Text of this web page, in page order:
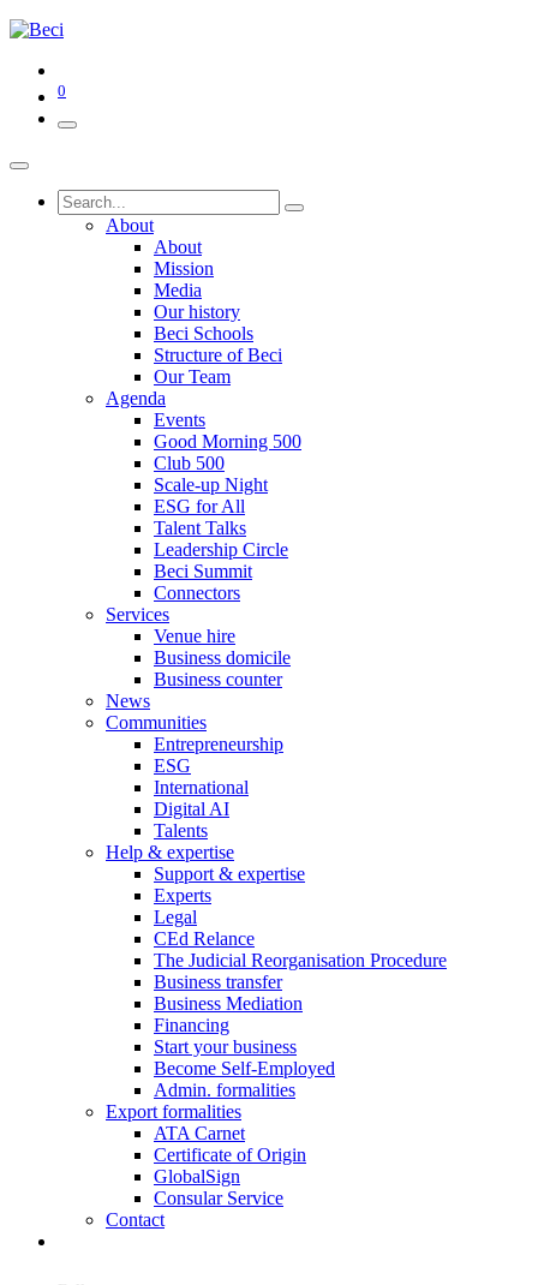
0
About
About
Mission
Media
Our history
Beci Schools
Structure of Beci
Our Team
Agenda
Events
Good Morning 500
Club 500
Scale-up Night
ESG for All
Talent Talks
Leadership Circle
Beci Summit
Connectors
Services
Venue hire
Business domicile
Business counter
News
Communities
Entrepreneurship
ESG
International
Digital AI
Talents
Help & expertise
Support & expertise
Experts
Legal
CEd Relance
The Judicial Reorganisation Procedure
Business transfer
Business Mediation
Financing
Start your business
Become Self-Employed
Admin. formalities
Export formalities
ATA Carnet
Certificate of Origin
GlobalSign
Consular Service
Contact